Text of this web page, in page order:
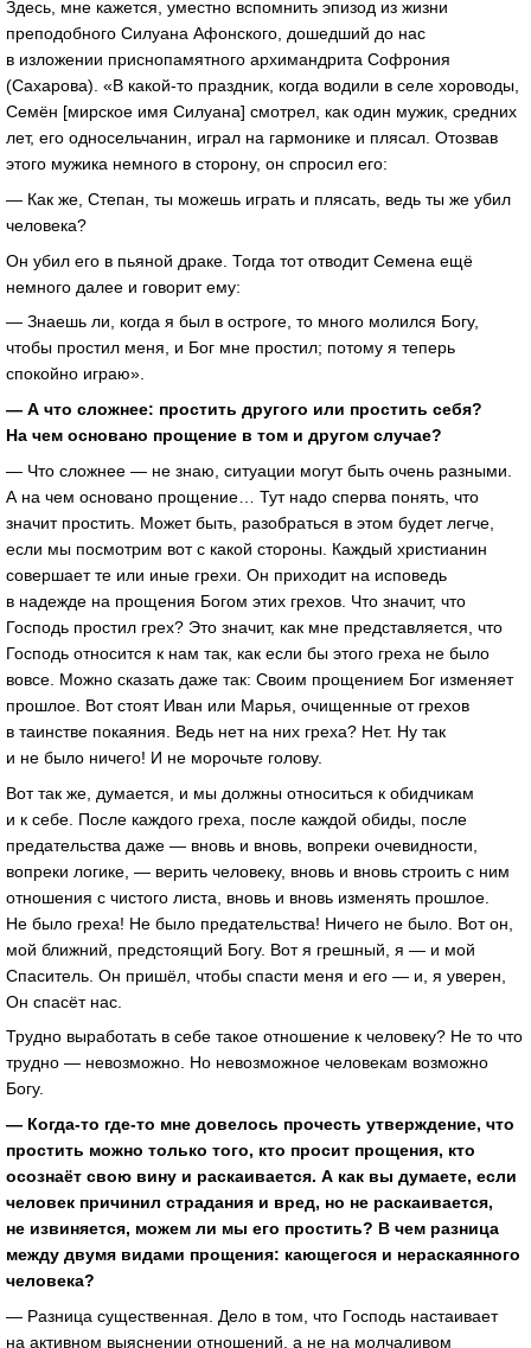
Здесь, мне кажется, уместно вспомнить эпизод из жизни
преподобного Силуана Афонского, дошедший до нас
в изложении приснопамятного архимандрита Софрония
(Сахарова). «В какой-то праздник, когда водили в селе хороводы,
Семён [мирское имя Силуана] смотрел, как один мужик, средних
лет, его односельчанин, играл на гармонике и плясал. Отозвав
этого мужика немного в сторону, он спросил его:
— Как же, Степан, ты можешь играть и плясать, ведь ты же убил
человека?
Он убил его в пьяной драке. Тогда тот отводит Семена ещё
немного далее и говорит ему:
— Знаешь ли, когда я был в остроге, то много молился Богу,
чтобы простил меня, и Бог мне простил; потому я теперь
спокойно играю».
— А что сложнее: простить другого или простить себя?
На чем основано прощение в том и другом случае?
— Что сложнее — не знаю, ситуации могут быть очень разными.
А на чем основано прощение… Тут надо сперва понять, что
значит простить. Может быть, разобраться в этом будет легче,
если мы посмотрим вот с какой стороны. Каждый христианин
совершает те или иные грехи. Он приходит на исповедь
в надежде на прощения Богом этих грехов. Что значит, что
Господь простил грех? Это значит, как мне представляется, что
Господь относится к нам так, как если бы этого греха не было
вовсе. Можно сказать даже так: Своим прощением Бог изменяет
прошлое. Вот стоят Иван или Марья, очищенные от грехов
в таинстве покаяния. Ведь нет на них греха? Нет. Ну так
и не было ничего! И не морочьте голову.
Вот так же, думается, и мы должны относиться к обидчикам
и к себе. После каждого греха, после каждой обиды, после
предательства даже — вновь и вновь, вопреки очевидности,
вопреки логике, — верить человеку, вновь и вновь строить с ним
отношения с чистого листа, вновь и вновь изменять прошлое.
Не было греха! Не было предательства! Ничего не было. Вот он,
мой ближний, предстоящий Богу. Вот я грешный, я — и мой
Спаситель. Он пришёл, чтобы спасти меня и его — и, я уверен,
Он спасёт нас.
Трудно выработать в себе такое отношение к человеку? Не то что
трудно — невозможно. Но невозможное человекам возможно
Богу.
— Когда-то где-то мне довелось прочесть утверждение, что
простить можно только того, кто просит прощения, кто
осознаёт свою вину и раскаивается. А как вы думаете, если
человек причинил страдания и вред, но не раскаивается,
не извиняется, можем ли мы его простить? В чем разница
между двумя видами прощения: кающегося и нераскаянного
человека?
— Разница существенная. Дело в том, что Господь настаивает
на активном выяснении отношений, а не на молчаливом